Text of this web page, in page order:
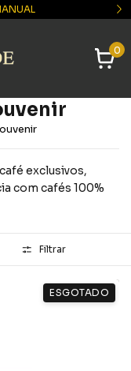
R$ 199 🚚
0
exclusivos,
com cafés 100%
Filtrar
ESGOTADO